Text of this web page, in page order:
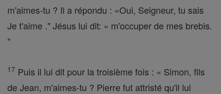
m'aimes-tu ? Il a répondu : «Oui, Seigneur, tu sais
Je t'aime ." Jésus lui dit: « m'occuper de mes brebis.
"
17 Puis il lui dit pour la troisième fois : « Simon, fils
de Jean, m'aimes-tu ? Pierre fut attristé qu'il lui